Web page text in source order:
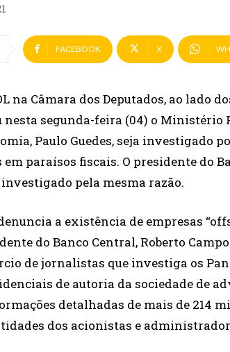
FACEBOOK X
na Câmara dos Deputados, ao lado
nesta segunda-feira (04) o Ministério
Paulo Guedes, seja investigado
paraísos fiscais. O presidente do
pela mesma razão.
a existência de empresas
do Banco Central, Roberto
de jornalistas que investiga os
de autoria da sociedade de
detalhadas de mais de 214
dos acionistas e